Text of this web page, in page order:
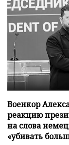
Военкор
реакцию
на слова
«убивать